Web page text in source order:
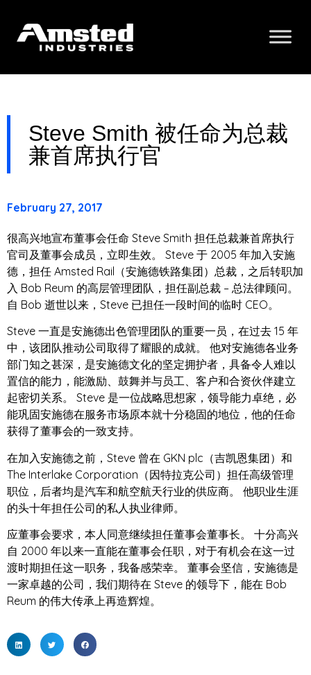
Steve Smith 被任命为总裁
兼首席执行官
February 27, 2017
很高兴地宣布董事会任命 Steve Smith 担任总裁兼首席执行
官司及董事会成员，立即生效。 Steve 于 2005 年加入安施
德，担任 Amsted Rail（安施德铁路集团）总裁，之后转职加
入 Bob Reum 的高层管理团队，担任副总裁 – 总法律顾问。
自 Bob 逝世以来，Steve 已担任一段时间的临时 CEO。
Steve 一直是安施德出色管理团队的重要一员，在过去 15 年
中，该团队推动公司取得了耀眼的成就。 他对安施德各业务
部门知之甚深，是安施德文化的坚定拥护者，具备令人难以
置信的能力，能激励、鼓舞并与员工、客户和合资伙伴建立
起密切关系。 Steve 是一位战略思想家，领导能力卓绝，必
能巩固安施德在服务市场原本就十分稳固的地位，他的任命
获得了董事会的一致支持。
在加入安施德之前，Steve 曾在 GKN plc（吉凯恩集团）和
The Interlake Corporation（因特拉克公司）担任高级管理
职位，后者均是汽车和航空航天行业的供应商。 他职业生涯
的头十年担任公司的私人执业律师。
应董事会要求，本人同意继续担任董事会董事长。 十分高兴
自 2000 年以来一直能在董事会任职，对于有机会在这一过
渡时期担任这一职务，我备感荣幸。 董事会坚信，安施德是
一家卓越的公司，我们期待在 Steve 的领导下，能在 Bob
Reum 的伟大传承上再造辉煌。